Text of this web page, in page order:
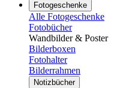
Fotogeschenke
Alle Fotogeschenke
Fotobücher
Wandbilder & Poster
Bilderboxen
Fotohalter
Bilderrahmen
Notizbücher